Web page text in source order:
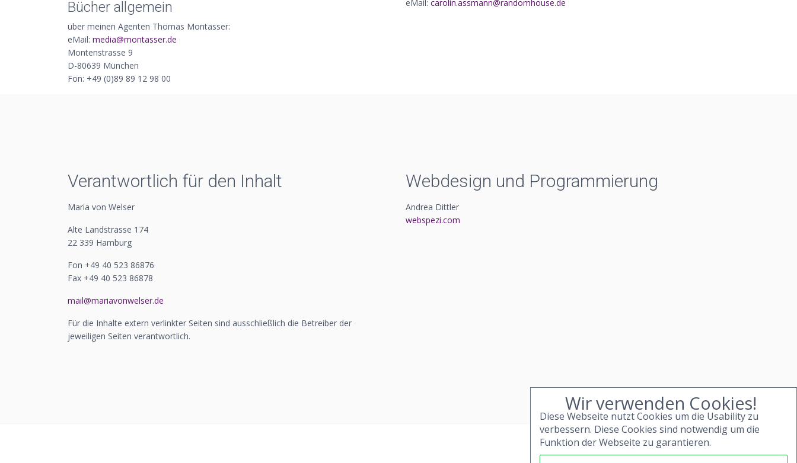
Bücher allgemein
über meinen Agenten Thomas Montasser:
eMail: ed.ressatnom@aidem
Montenstrasse 9
D-80639 München
Fon: +49 (0)89 89 12 98 00
eMail: ed.esuohmodnar@nnamssa.nilorac
Verantwortlich für den Inhalt
Maria von Welser
Alte Landstrasse 174
22 339 Hamburg
Fon +49 40 523 86876
Fax +49 40 523 86878
ed.reslewnovairam@liam
Für die Inhalte extern verlinkter Seiten sind ausschließlich die Betreiber der
jeweiligen Seiten verantwortlich.
Webdesign und Programmierung
Andrea Dittler
webspezi.com
Wir verwenden Cookies!
Diese Webseite nutzt Cookies um die Usability zu
verbessern. Diese Cookies sind notwendig um die
Funktion der Webseite zu garantieren.